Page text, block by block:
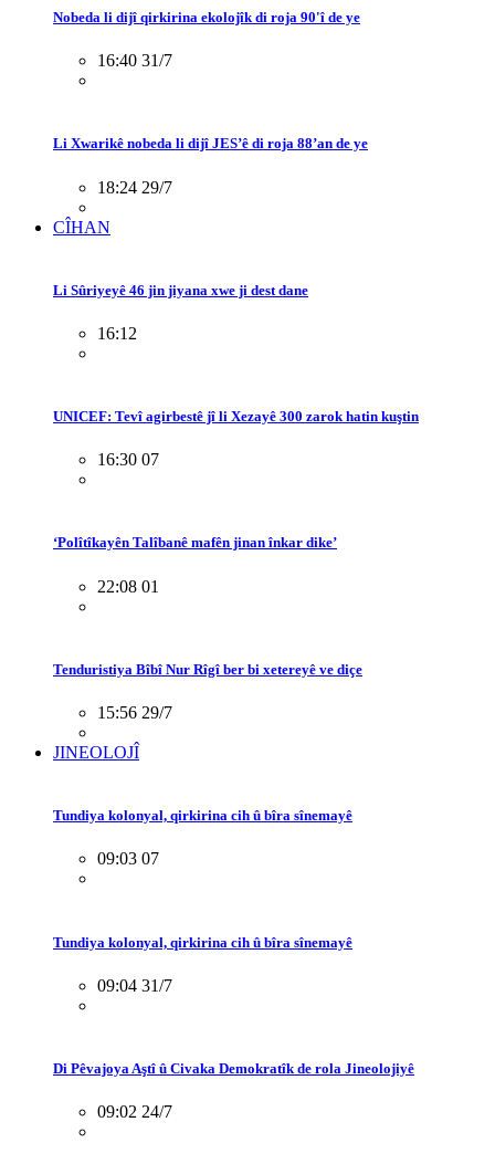
Nobeda li dijî qirkirina ekolojîk di roja 90'î de ye
16:40 31/7
Li Xwarikê nobeda li dijî JES’ê di roja 88’an de ye
18:24 29/7
CÎHAN
Li Sûriyeyê 46 jin jiyana xwe ji dest dane
16:12
UNICEF: Tevî agirbestê jî li Xezayê 300 zarok hatin kuştin
16:30 07
‘Polîtîkayên Talîbanê mafên jinan înkar dike’
22:08 01
Tenduristiya Bîbî Nur Rîgî ber bi xetereyê ve diçe
15:56 29/7
JINEOLOJÎ
Tundiya kolonyal, qirkirina cih û bîra sînemayê
09:03 07
Tundiya kolonyal, qirkirina cih û bîra sînemayê
09:04 31/7
Di Pêvajoya Aştî û Civaka Demokratîk de rola Jineolojiyê
09:02 24/7